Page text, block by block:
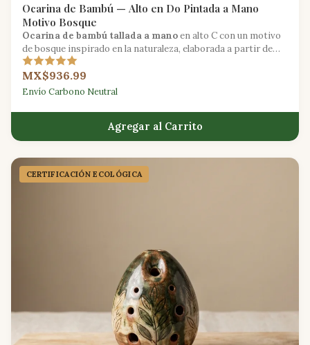
Ocarina de Bambú — Alto en Do Pintada a Mano
Motivo Bosque
Ocarina de bambú tallada a manoen alto C con un motivo
de bosque inspirado en la naturaleza, elaborada a partir de
bambú cultivado de manera sostenible.
MX$936.99
Envío Carbono Neutral
Agregar al Carrito
CERTIFICACIÓN ECOLÓGICA